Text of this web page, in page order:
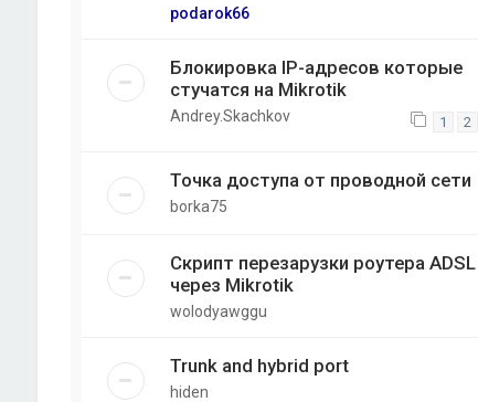
podarok66
Блокировка IP-адресов которые
стучатся на Mikrotik
Andrey.Skachkov 1 2
Точка доступа от проводной сети
borka75
Скрипт перезарузки роутера ADSL
через Mikrotik
wolodyawggu
Trunk and hybrid port
hiden